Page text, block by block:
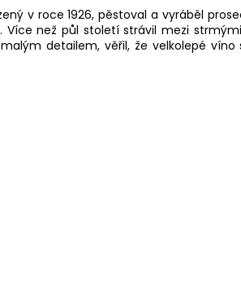
v roce 1926, pěstoval a vyráběl
Více než půl století strávil mezi
detailem, věřil, že velkolepé